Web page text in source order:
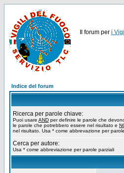
Il forum per i
Indice del forum
Ricerca per parole chiave:
Puoi usare AND per definire le parole che
le parole che potrebbero essere nel risultato e
nel risultato. Usa * come abbrevazione per
Cerca per autore:
Usa * come abbreviazione per parole parziali